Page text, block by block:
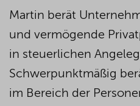
Martin berät
und vermögende
in steuerlichen
Schwerpunktmäßig
im Bereich der